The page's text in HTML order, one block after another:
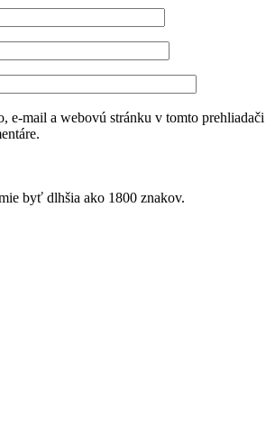
e-mail a webovú stránku v tomto prehliadači
byť dlhšia ako 1800 znakov.